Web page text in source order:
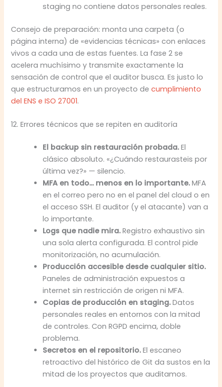
staging no contiene datos personales reales.
Consejo de preparación: monta una carpeta (o
página interna) de «evidencias técnicas» con enlaces
vivos a cada una de estas fuentes. La fase 2 se
acelera muchísimo y transmite exactamente la
sensación de control que el auditor busca. Es justo lo
que estructuramos en un proyecto decumplimiento
del ENS e ISO 27001.
12. Errores técnicos que se repiten en auditoría
El backup sin restauración probada.El
clásico absoluto. «¿Cuándo restaurasteis por
última vez?» — silencio.
MFA en todo… menos en lo importante.MFA
en el correo pero no en el panel del cloud o en
el acceso SSH. El auditor (y el atacante) van a
lo importante.
Logs que nadie mira.Registro exhaustivo sin
una sola alerta configurada. El control pide
monitorización, no acumulación.
Producción accesible desde cualquier sitio.
Paneles de administración expuestos a
internet sin restricción de origen ni MFA.
Copias de producción en staging.Datos
personales reales en entornos con la mitad
de controles. Con RGPD encima, doble
problema.
Secretos en el repositorio.El escaneo
retroactivo del histórico de Git da sustos en la
mitad de los proyectos que auditamos.